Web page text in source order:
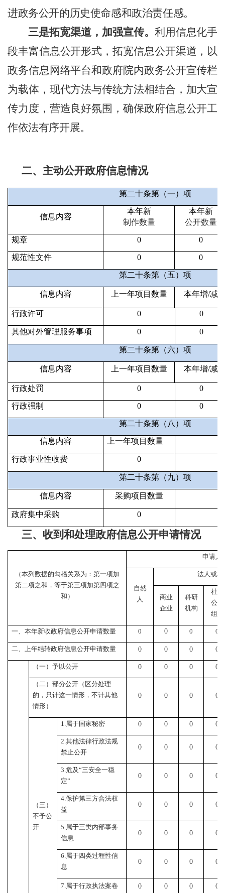
进政务公开的历史使命感和政治责任感。
三是拓宽渠道，加强宣传。 利用信息化手
段丰富信息公开形式，拓宽信息公开渠道，以
政务信息网络平台和政府院内政务公开宣传栏
为载体，现代方法与传统方法相结合，加大宣
传力度，营造良好氛围，确保政府信息公开工
作依法有序开展。
二、主动公开政府信息情况
第二十条第（一）项
信息内容
本年新
制作数量
本年新
公开数量
规章 0 0
规范性文件 0 0
第二十条第（五）项
信息内容 上一年项目数量 本年增/减
行政许可 0 0
其他对外管理服务事项 0 0
第二十条第（六）项
信息内容 上一年项目数量 本年增/减
行政处罚 0 0
行政强制 0 0
第二十条第（八）项
信息内容 上一年项目数量
行政事业性收费 0
第二十条第（九）项
信息内容 采购项目数量
政府集中采购 0
三、收到和处理政府信息公开申请情况
（本列数据的勾稽关系为：第一项加
第二项之和，等于第三项加第四项之
和）
申请人
自然
人
法人或其
商业
企业
科研
机构
社会
公益
组织
一、本年新收政府信息公开申请数量 0 0 0 0
二、上年结转政府信息公开申请数量 0 0 0 0
（一）予以公开 0 0 0 0
（二）部分公开（区分处理
的，只计这一情形，不计其他
情形）
0 0 0 0
（三）
不予公
开
1.属于国家秘密 0 0 0 0
2.其他法律行政法规
禁止公开
0 0 0 0
3.危及“三安全一稳
定”
0 0 0 0
4.保护第三方合法权
益
0 0 0 0
5.属于三类内部事务
信息
0 0 0 0
6.属于四类过程性信
息
0 0 0 0
7.属于行政执法案卷 0 0 0 0